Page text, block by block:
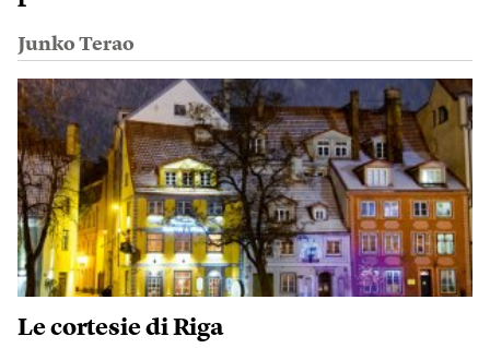
Junko Terao
Le cortesie di Riga